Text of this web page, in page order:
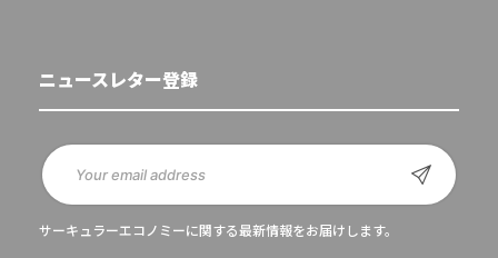
ニュースレター登録
サーキュラーエコノミーに関する最新情報をお届けします。